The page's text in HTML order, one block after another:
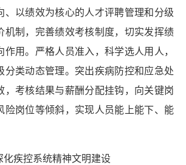
、以绩效为核心的人才评聘管理和分级
机制，完善绩效考核制度，切实发挥绩
用。严格人员准入，科学选人用人，
分类动态管理。突出疾病防控和应急处
，考核结果与薪酬分配挂钩，向关键岗
险岗位等倾斜，实现人员能上能下、能
化疾控系统精神文明建设